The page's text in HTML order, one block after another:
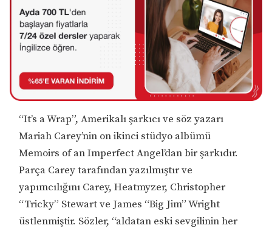
“It’s a Wrap”, Amerikalı şarkıcı ve söz yazarı
Mariah Carey’nin on ikinci stüdyo albümü
Memoirs of an Imperfect Angel’dan bir şarkıdır.
Parça Carey tarafından yazılmıştır ve
yapımcılığını Carey, Heatmyzer, Christopher
“Tricky” Stewart ve James “Big Jim” Wright
üstlenmiştir. Sözler, “aldatan eski sevgilinin her